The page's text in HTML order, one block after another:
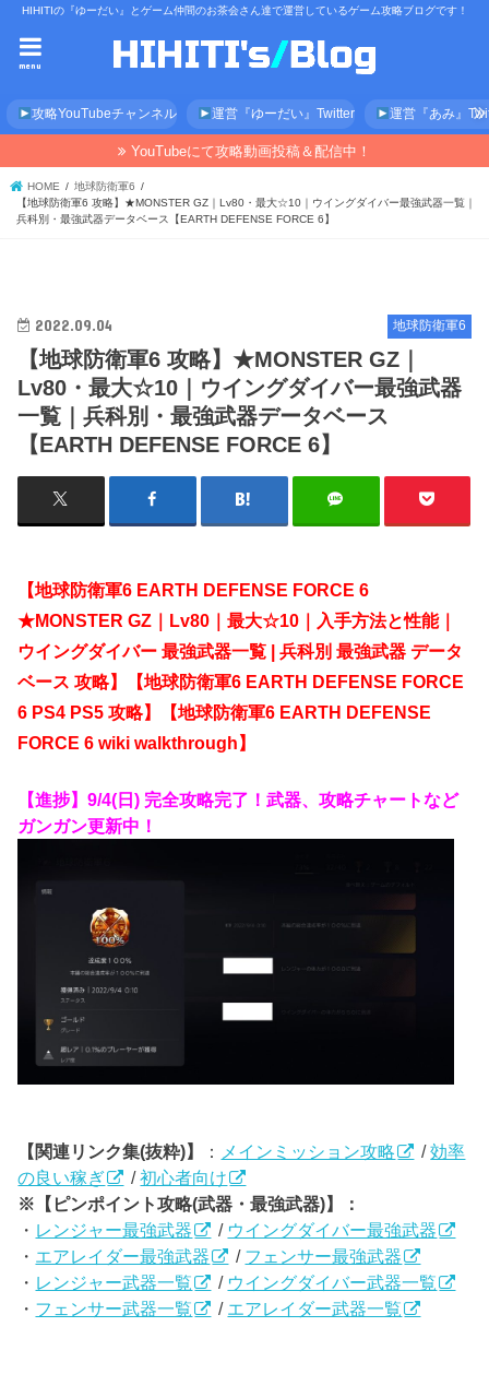
HIHITIの『ゆーだい』とゲーム仲間のお茶会さん達で運営しているゲーム攻略ブログです！
menu
攻略YouTubeチャンネル 運営『ゆーだい』Twitter 運営『あみ』
YouTubeにて攻略動画投稿＆配信中！
HOME
地球防衛軍6
【地球防衛軍6 攻略】★MONSTER GZ｜Lv80・最大☆10｜ウイングダイバー最強武器一覧｜
兵科別・最強武器データベース【EARTH DEFENSE FORCE 6】
地球防衛軍6
2022.09.04
【地球防衛軍6 攻略】★MONSTER GZ｜
Lv80・最大☆10｜ウイングダイバー最強武器
一覧｜兵科別・最強武器データベース
【EARTH DEFENSE FORCE 6】
【地球防衛軍6 EARTH DEFENSE FORCE 6
★MONSTER GZ｜Lv80｜最大☆10｜入手方法と性能｜
ウイングダイバー 最強武器一覧 | 兵科別 最強武器 データ
ベース攻略】【地球防衛軍6 EARTH DEFENSE FORCE
6 PS4 PS5 攻略】【地球防衛軍6 EARTH DEFENSE
FORCE 6 wiki walkthrough】
【進捗】9/4(日) 完全攻略完了！武器、攻略チャートなど
ガンガン更新中！
【関連リンク集(抜粋)】 ： メインミッション攻略 /効率
の良い稼ぎ
/初心者向け
※【ピンポイント攻略(武器・最強武器)】：
・ レンジャー最強武器 / ウイングダイバー最強武器
・ エアレイダー最強武器 / フェンサー最強武器
・ レンジャー武器一覧 / ウイングダイバー武器一覧
・ フェンサー武器一覧 / エアレイダー武器一覧